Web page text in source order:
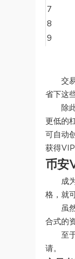
7
8
9
交
省下这
除
更低的
可自动
获得VIP
币安
成
格，就
虽
合式的
至
请。